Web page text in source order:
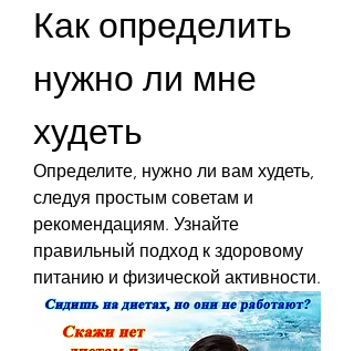
Как определить
нужно ли мне
худеть
Определите, нужно ли вам худеть,
следуя простым советам и
рекомендациям. Узнайте
правильный подход к здоровому
питанию и физической активности.